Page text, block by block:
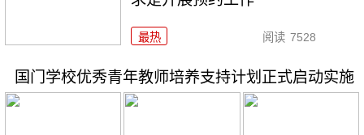
最热 阅读 7528
国门学校优秀青年教师培养支持计划正式启动实施